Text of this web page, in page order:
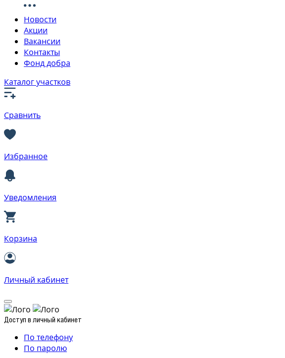
Новости
Акции
Вакансии
Контакты
Фонд добра
Каталог участков
Сравнить
Избранное
Уведомления
Корзина
Личный кабинет
Доступ в личный кабинет
По телефону
По паролю